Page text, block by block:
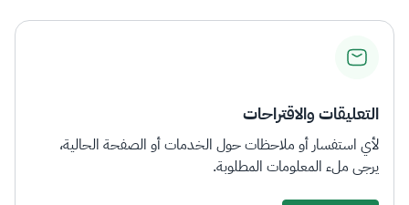
التعليقات والاقتراحات
لأي استفسار أو ملاحظات حول الخدمات أو الصفحة الحالية،
يرجى ملء المعلومات المطلوبة.